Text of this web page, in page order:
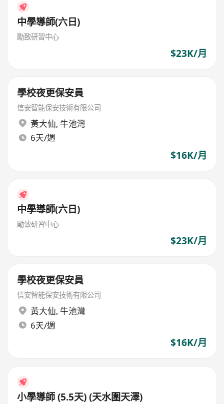
中學導師(六日)
勵致研習中心
$23K/月
學校夜更保安員
信安智能保安技術有限公司
黃大仙, 牛池灣
6天/週
$16K/月
中學導師(六日)
勵致研習中心
$23K/月
學校夜更保安員
信安智能保安技術有限公司
黃大仙, 牛池灣
6天/週
$16K/月
小學導師 (5.5天) (天水圍天澤)